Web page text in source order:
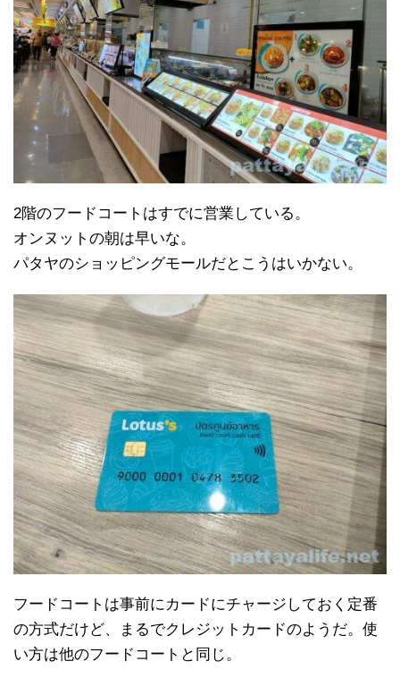
2階のフードコートはすでに営業している。
オンヌットの朝は早いな。
パタヤのショッピングモールだとこうはいかない。
フードコートは事前にカードにチャージしておく定番
の方式だけど、まるでクレジットカードのようだ。使
い方は他のフードコートと同じ。